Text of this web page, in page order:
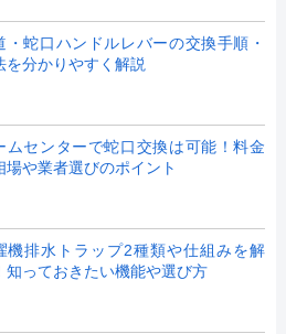
・蛇口ハンドルレバーの交換手順・
を分かりやすく解説
ムセンターで蛇口交換は可能！料金
場や業者選びのポイント
機排水トラップ2種類や仕組みを解
知っておきたい機能や選び方